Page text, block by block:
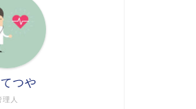
理人
つや